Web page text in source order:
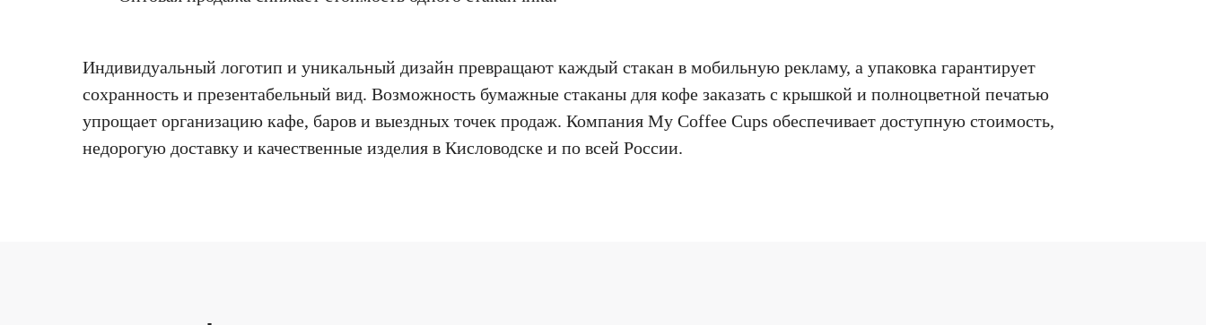
Индивидуальный логотип и уникальный дизайн превращают каждый стакан в мобильную рекламу, а упаковка гарантирует
сохранность и презентабельный вид. Возможность бумажные стаканы для кофе заказать с крышкой и полноцветной печатью
упрощает организацию кафе, баров и выездных точек продаж. Компания My Coffee Cups обеспечивает доступную стоимость,
недорогую доставку и качественные изделия в Кисловодске и по всей России.